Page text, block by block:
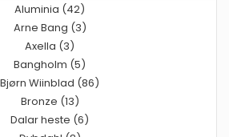
Aluminia (42)
Arne Bang (3)
Axella (3)
Bangholm (5)
Bjørn Wiinblad (86)
Bronze (13)
Dalar heste (6)